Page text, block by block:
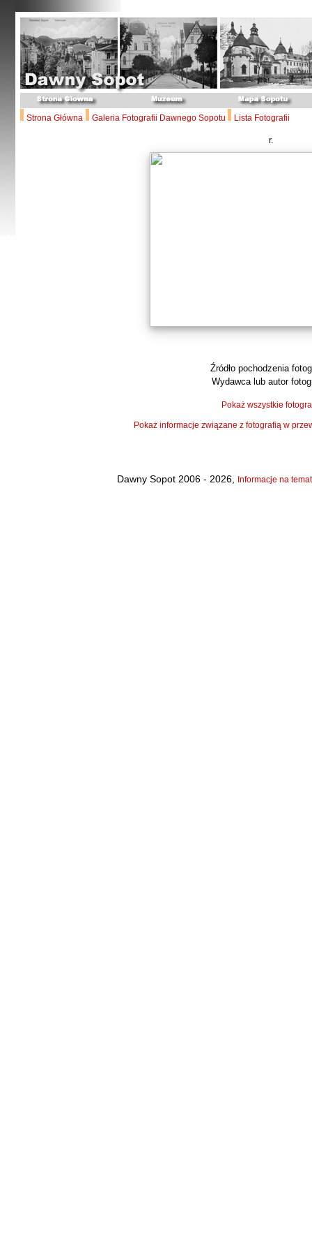
Strona Główna Galeria Fotografii Dawnego Sopotu Lista Fotografii
r.
Źródło pochodzenia
Wydawca lub autor
Pokaż wszystkie
Pokaż informacje związane z fotografią w
Dawny Sopot 2006 - 2026, Informacje na